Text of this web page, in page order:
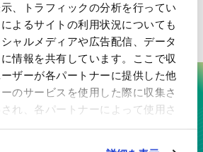
、トラフィックの分析を行ってい
よるサイトの利用状況についても
ャルメディアや広告配信、データ
情報を共有しています。ここで収
ザーが各パートナーに提供した他
のサービスを使用した際に収集さ
れ、各パートナーによって使用さ
一覧へ戻る
い技術で、最先端の
す